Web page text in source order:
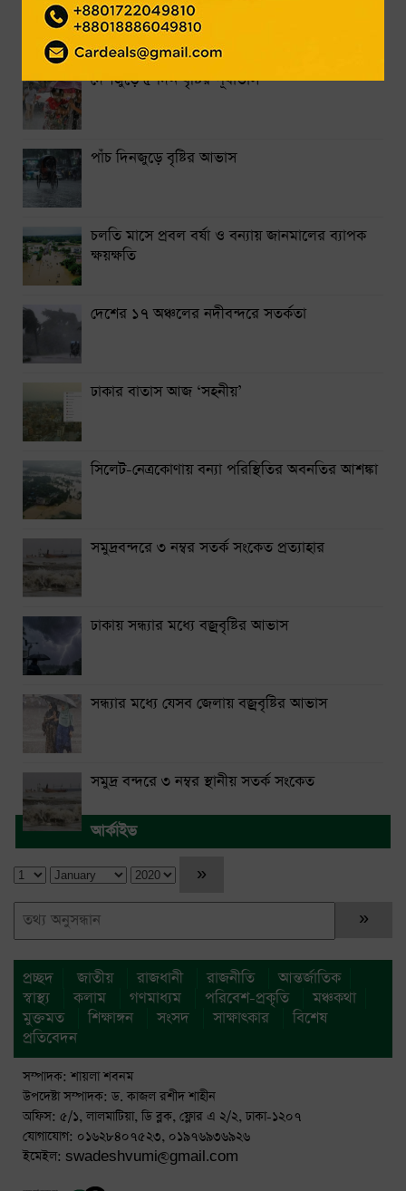
একদিনের ব্যবধানে আবারও কমলো স্বর্ণের দাম
ঢাকা-ময়মনসিংহ রুটে ট্রেন চলাচল বন্ধ
থাইল্যান্ডে স্কুলে শিক্ষার্থীর বন্দুক হামলায় নিহত ৭
নারায়ণগঞ্জে গ্যাস লিকেজ থেকে অগ্নিকাণ্ডে একই পরিবারের দগ্ধ ৩
সিলেটে দুই বাসের সংঘর্ষে নিহত ৯
পরিবেশ-প্রকৃতি এর আরও খবর
দেশজুড়ে ৫ দিন বৃষ্টির পূর্বাভাস
পাঁচ দিনজুড়ে বৃষ্টির আভাস
চলতি মাসে প্রবল বর্ষা ও বন্যায় জানমালের ব্যাপক
ক্ষয়ক্ষতি
দেশের ১৭ অঞ্চলের নদীবন্দরে সতর্কতা
ঢাকার বাতাস আজ ‘সহনীয়’
সিলেট-নেত্রকোণায় বন্যা পরিস্থিতির অবনতির আশঙ্কা
সমুদ্রবন্দরে ৩ নম্বর সতর্ক সংকেত প্রত্যাহার
ঢাকায় সন্ধ্যার মধ্যে বজ্রবৃষ্টির আভাস
সন্ধ্যার মধ্যে যেসব জেলায় বজ্রবৃষ্টির আভাস
সমুদ্র বন্দরে ৩ নম্বর স্থানীয় সতর্ক সংকেত
আর্কাইভ
প্রচ্ছদ জাতীয় রাজধানী রাজনীতি
আন্তর্জাতিক
স্বাস্থ্য
কলাম গণমাধ্যম পরিবেশ-প্রকৃতি
মঞ্চকথা
মুক্তমত
শিক্ষাঙ্গন সংসদ সাক্ষাৎকার
বিশেষ
প্রতিবেদন
সম্পাদক: শায়লা শবনম
উপদেষ্টা সম্পাদক: ড. কাজল রশীদ শাহীন
অফিস: ৫/১, লালমাটিয়া, ডি ব্লক, ফ্লোর এ ২/২, ঢাকা-১২০৭
যোগাযোগ: ০১৬২৮৪০৭৫২৩, ০১৯৭৬৯৩৬৯২৬
ইমেইল: swadeshvumi@gmail.com